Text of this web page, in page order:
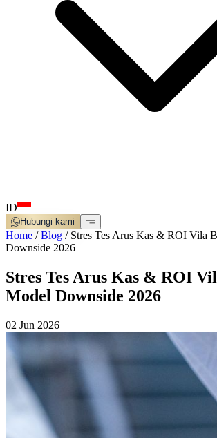
ID
Hubungi kami
Home /Blog / Stres Tes Arus Kas & ROI Vila
Downside 2026
Stres Tes Arus Kas & ROI
Model Downside 2026
02 Jun 2026